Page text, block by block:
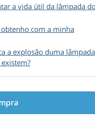
a vida útil da lâmpada
com a minha
a explosão duma